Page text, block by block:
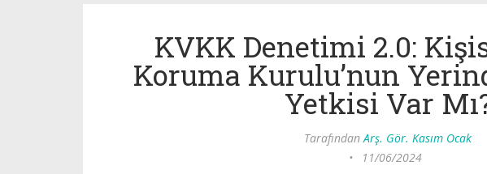
KVKK Denetimi 2.0:
Koruma Kurulu’nun
Yetkisi Var
TarafındanArş. Gör. Kasım Ocak
•
11/06/2024